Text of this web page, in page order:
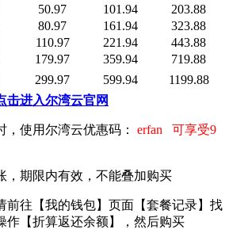
50.97 101.94
203.88
80.97 161.94
323.88
110.97 221.94
443.88
179.97 359.94
719.88
299.97 599.94
1199.88
击进入尔湾云官网
，使用尔湾云优惠码： erfan 可享受9
，期限内有效，不能叠加购买
前往【我的钱包】页面【套餐记录】找
作【折算返还余额】，然后购买